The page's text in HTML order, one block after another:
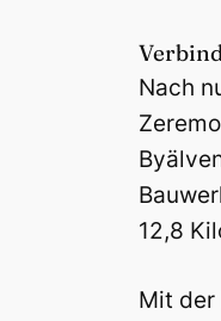
Nach
12,8
Mit der